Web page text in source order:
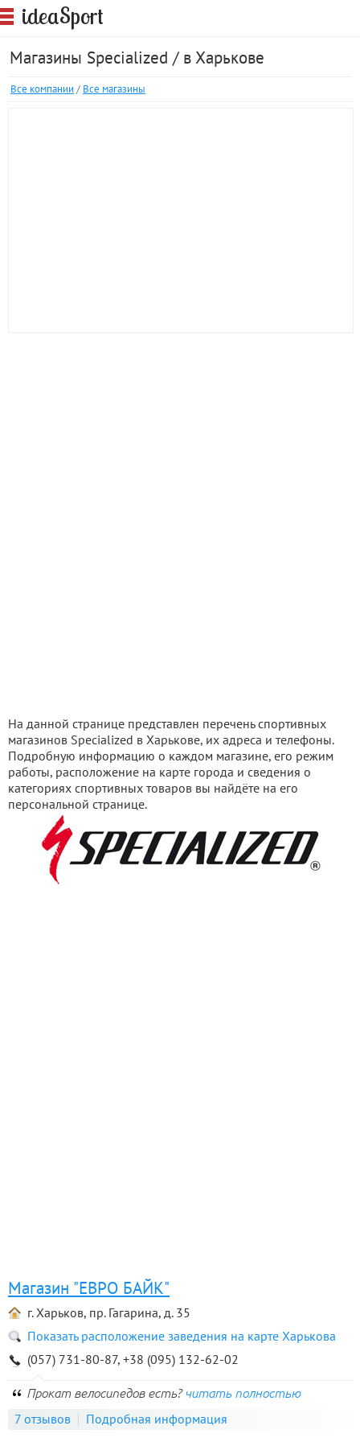
ideaSport
Магазины Specialized / в Харькове
Все компании / Все магазины
На данной странице представлен перечень спортивных
магазинов Specialized в Харькове, их адреса и телефоны.
Подробную информацию о каждом магазине, его режим
работы, расположение на карте города и сведения о
категориях спортивных товаров вы найдёте на его
персональной странице.
Магазин "ЕВРО БАЙК"
г. Харьков, пр. Гагарина, д. 35
Показать расположение заведения на карте Харькова
(057) 731-80-87, +38 (095) 132-62-02
Прокат велосипедов есть? читать полностью
7 отзывов Подробная информация